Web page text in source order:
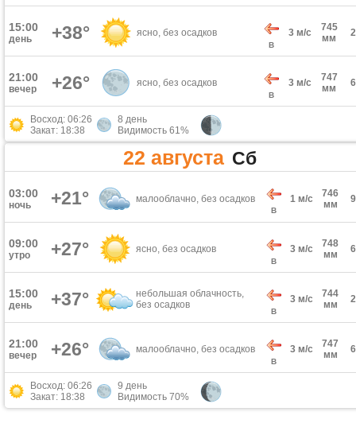
15:00
день +38° ясно, без осадков
В
3 м/с
745
мм
21:00
вечер +26° ясно, без осадков
В
3 м/с
747
мм
Восход: 06:26
Закат: 18:38
8 день
Видимость 61%
22 августа Сб
03:00
ночь +21° малооблачно, без осадков
В
1 м/с
746
мм
09:00
утро +27° ясно, без осадков
В
3 м/с
748
мм
15:00
день +37°
небольшая облачность,
без осадков
В
3 м/с
744
мм
21:00
вечер +26° малооблачно, без осадков
В
3 м/с
747
мм
Восход: 06:26
Закат: 18:38
9 день
Видимость 70%